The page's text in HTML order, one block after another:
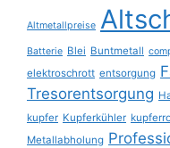
Altmetallpreise
Batterie Blei Buntmetall
elektroschrott entsorgung
Tresorentsorgung
kupfer Kupferkühler
Metallabholung